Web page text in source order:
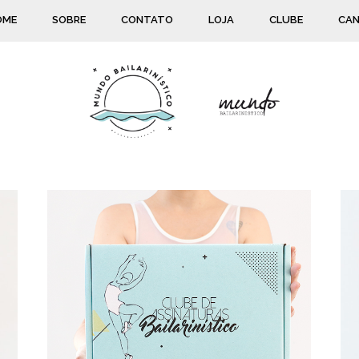
SOBRE CONTATO LOJA CLUBE